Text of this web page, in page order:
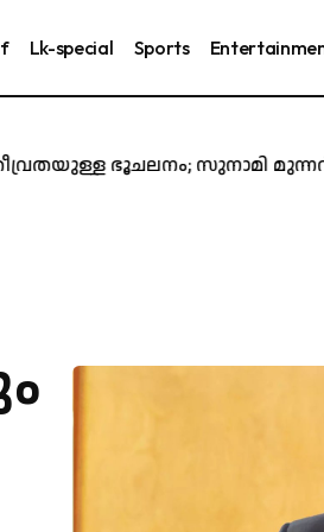
Lk-special Sports
ഭൂചലനം; സുനാമി